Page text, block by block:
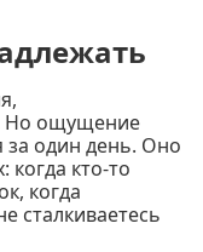
Но ощущение
один день. Оно
кто-то
когда
сталкиваетесь